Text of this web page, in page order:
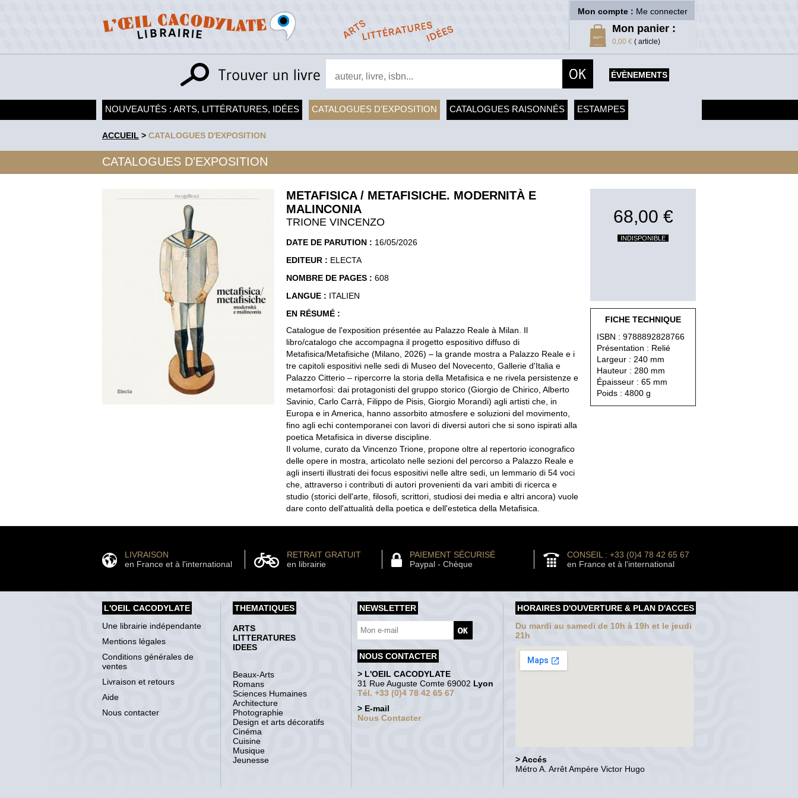
Mon compte : Me connecter
Mon panier :
0,00 € ( article)
ÉVÈNEMENTS
NOUVEAUTÉS : ARTS, LITTÉRATURES, IDÉES CATALOGUES D'EXPOSITION CATALOGUES RAISONNÉS ESTAMPES
ACCUEIL > CATALOGUES D'EXPOSITION
CATALOGUES D'EXPOSITION
METAFISICA / METAFISICHE. MODERNITÀ E
MALINCONIA
TRIONE VINCENZO
DATE DE PARUTION : 16/05/2026
EDITEUR : ELECTA
NOMBRE DE PAGES : 608
LANGUE : ITALIEN
EN RÉSUMÉ :
Catalogue de l'exposition présentée au Palazzo Reale à Milan. Il
libro/catalogo che accompagna il progetto espositivo diffuso di
Metafisica/Metafisiche (Milano, 2026) – la grande mostra a Palazzo Reale e i
tre capitoli espositivi nelle sedi di Museo del Novecento, Gallerie d'Italia e
Palazzo Citterio – ripercorre la storia della Metafisica e ne rivela persistenze e
metamorfosi: dai protagonisti del gruppo storico (Giorgio de Chirico, Alberto
Savinio, Carlo Carrà, Filippo de Pisis, Giorgio Morandi) agli artisti che, in
Europa e in America, hanno assorbito atmosfere e soluzioni del movimento,
fino agli echi contemporanei con lavori di diversi autori che si sono ispirati alla
poetica Metafisica in diverse discipline.
Il volume, curato da Vincenzo Trione, propone oltre al repertorio iconografico
delle opere in mostra, articolato nelle sezioni del percorso a Palazzo Reale e
agli inserti illustrati dei focus espositivi nelle altre sedi, un lemmario di 54 voci
che, attraverso i contributi di autori provenienti da vari ambiti di ricerca e
studio (storici dell'arte, filosofi, scrittori, studiosi dei media e altri ancora) vuole
dare conto dell'attualità della poetica e dell'estetica della Metafisica.
68,00 €
INDISPONIBLE
FICHE TECHNIQUE
ISBN : 9788892828766
Présentation : Relié
Largeur : 240 mm
Hauteur : 280 mm
Épaisseur : 65 mm
Poids : 4800 g
LIVRAISON
en France et à l'international
RETRAIT GRATUIT
en librairie
PAIEMENT SÉCURISÉ
Paypal - Chèque
CONSEIL : +33 (0)4 78 42 65 67
en France et à l'international
L'OEIL CACODYLATE
Une librairie indépendante
Mentions légales
Conditions générales de
ventes
Livraison et retours
Aide
Nous contacter
THEMATIQUES
ARTS
LITTERATURES
IDEES
Beaux-Arts
Romans
Sciences Humaines
Architecture
Photographie
Design et arts décoratifs
Cinéma
Cuisine
Musique
Jeunesse
NEWSLETTER
NOUS CONTACTER
> L'OEIL CACODYLATE
31 Rue Auguste Comte 69002 Lyon
Tél. +33 (0)4 78 42 65 67
> E-mail
Nous Contacter
HORAIRES D'OUVERTURE & PLAN D'ACCES
Du mardi au samedi de 10h à 19h et le jeudi
21h
> Accés
Métro A. Arrêt Ampère Victor Hugo